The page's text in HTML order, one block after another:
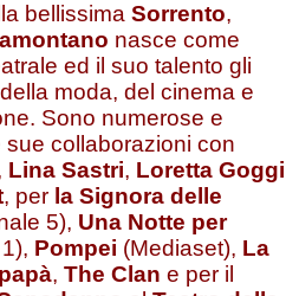
bellissima Sorrento,
nasce come
ed il suo talento gli
moda, del cinema e
Sono numerose e
sue collaborazioni con
Lina Sastri, Loretta Goggi
, per la Signora delle
5), Una Notte per
Pompei (Mediaset), La
, The Clan e per il